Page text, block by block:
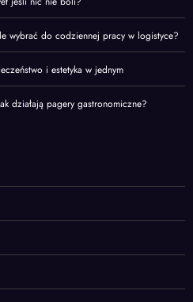
wybrać do codziennej pracy w logistyce?
i estetyka w jednym
działają pagery gastronomiczne?